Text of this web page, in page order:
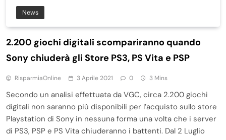
News
2.200 giochi digitali scompariranno quando
Sony chiuderà gli Store PS3, PS Vita e PSP
RisparmiaOnline 3 Aprile 2021 0 3 Mins
Secondo un analisi effettuata da VGC, circa 2.200 giochi
digitali non saranno più disponibili per l’acquisto sullo store
Playstation di Sony in nessuna forma una volta che i server
di PS3, PSP e PS Vita chiuderanno i battenti. Dal 2 Luglio